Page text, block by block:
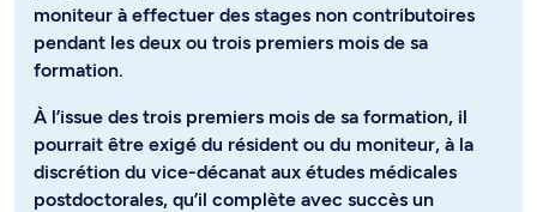
moniteur à effectuer des stages non contributoires
pendant les deux ou trois premiers mois de sa
formation.
À l’issue des trois premiers mois de sa formation, il
pourrait être exigé du résident ou du moniteur, à la
discrétion du vice-décanat aux études médicales
postdoctorales, qu’il complète avec succès un